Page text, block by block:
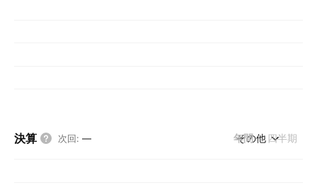
決算 次回: — 年間 四半期
その他